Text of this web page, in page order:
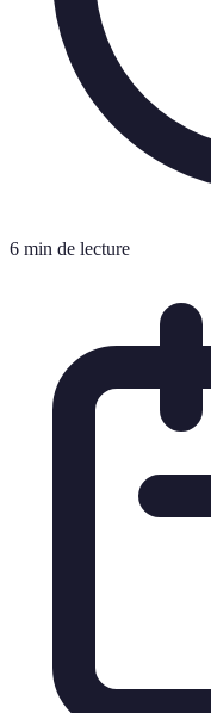
6 min de lecture